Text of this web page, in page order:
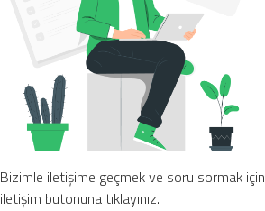
Bizimle iletişime geçmek ve soru sormak için
iletişim butonuna tıklayınız.